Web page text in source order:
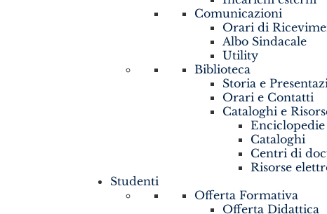
Comunicazioni
Orari di
Albo Sindacale
Utility
Biblioteca
Storia e
Orari e Contatti
Cataloghi e
Cataloghi
Centri di
Risorse
Studenti
Offerta Formativa
Offerta Didattica